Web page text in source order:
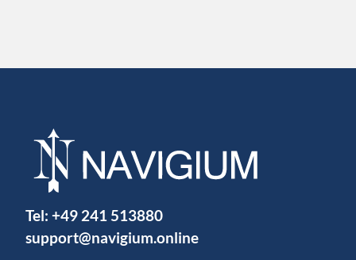
Tel: +49 241 513880
support@navigium.online